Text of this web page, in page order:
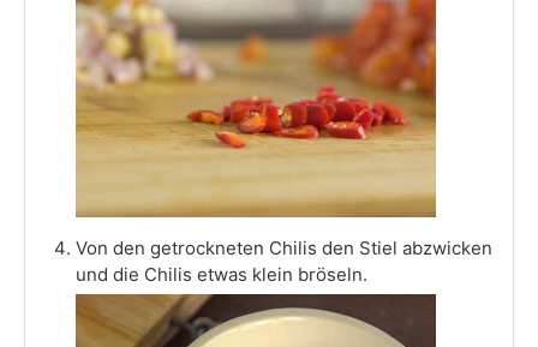
Von den getrockneten Chilis den Stiel abzwicken
und die Chilis etwas klein bröseln.